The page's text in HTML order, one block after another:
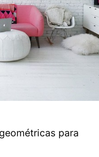
para